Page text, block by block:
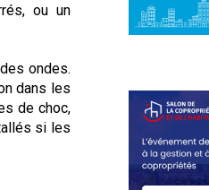
ou un
ondes.
dans les
de choc,
si les